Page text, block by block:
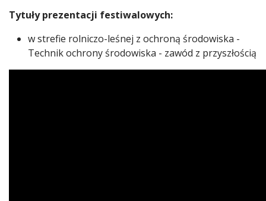
Tytuły prezentacji festiwalowych:
w strefie rolniczo-leśnej z ochroną środowiska -
Technik ochrony środowiska - zawód z przyszłością